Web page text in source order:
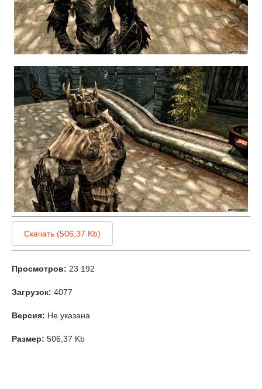
Скачать (506,37 Kb)
Просмотров: 23 192
Загрузок: 4077
Версия: Не указана
Размер: 506,37 Kb